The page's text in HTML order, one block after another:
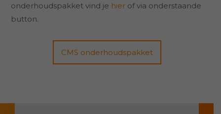
onderhoudspakket vind je hierof via onderstaande
button.
CMS onderhoudspakket